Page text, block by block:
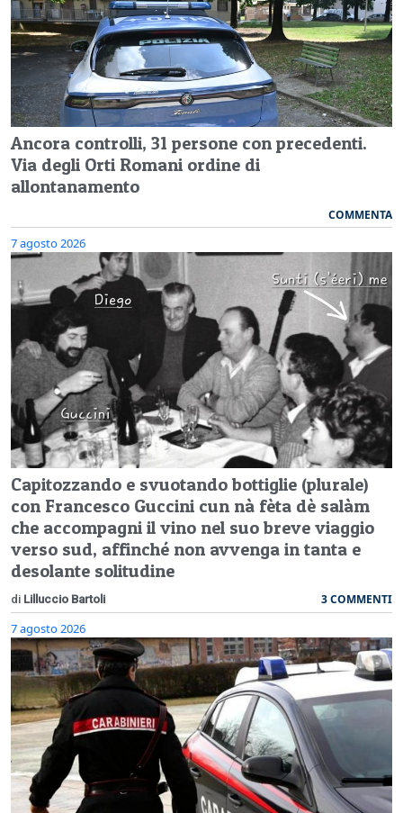
Ancora controlli, 31 persone con precedenti.
Via degli Orti Romani ordine di
allontanamento
COMMENTA
7 agosto 2026
Capitozzando e svuotando bottiglie (plurale)
con Francesco Guccini cun nà fèta dè salàm
che accompagni il vino nel suo breve viaggio
verso sud, affinché non avvenga in tanta e
desolante solitudine
di Lilluccio Bartoli 3 COMMENTI
7 agosto 2026